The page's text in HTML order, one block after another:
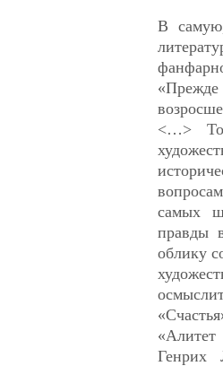
В
<…>
самых
правды
облику
Генрих